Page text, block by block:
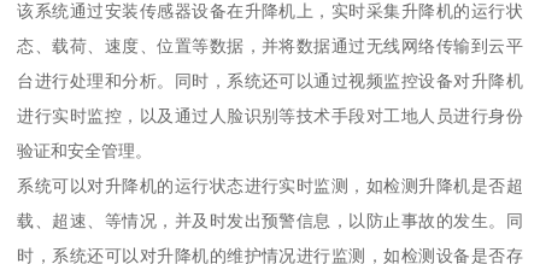
该系统通过安装传感器设备在升降机上，实时采集升降机的运行状
态、载荷、速度、位置等数据，并将数据通过无线网络传输到云平
台进行处理和分析。同时，系统还可以通过视频监控设备对升降机
进行实时监控，以及通过人脸识别等技术手段对工地人员进行身份
验证和安全管理。
系统可以对升降机的运行状态进行实时监测，如检测升降机是否超
载、超速、等情况，并及时发出预警信息，以防止事故的发生。同
时，系统还可以对升降机的维护情况进行监测，如检测设备是否存